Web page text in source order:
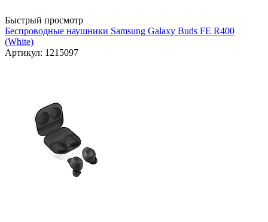
Быстрый просмотр
Беспроводные наушники Samsung Galaxy Buds FE R400
(White)
Артикул: 1215097